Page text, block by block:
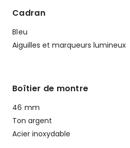
Cadran
Bleu
Aiguilles et marqueurs lumineux
Boîtier de montre
46 mm
Ton argent
Acier inoxydable